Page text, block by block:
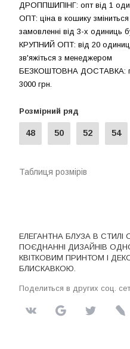
ДРОППШИПIНГ: опт від 1
ОПТ: ціна в кошику
замовленні від 3-х одиниць
КРУПНИЙ ОПТ: від 20
зв'яжіться з менеджером
БЕЗКОШТОВНА ДОСТАВКА:
3000 грн.
48 50 52 54
Таблиця розмірів
ЕЛЕГАНТНА БЛУЗА В СТИЛІ
ПОЄДНАННІ ДИЗАЙНІВ
КВІТКОВИМ ПРИНТОМ І
БЛИСКАВКОЮ.
Поделиться в других соц.